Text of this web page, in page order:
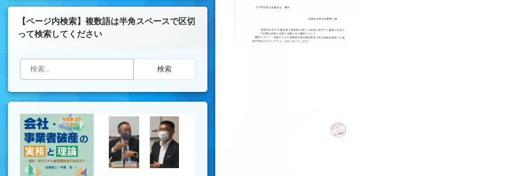
【ページ内検索】複数語は半角スペースで区切
って検索してください
検索: